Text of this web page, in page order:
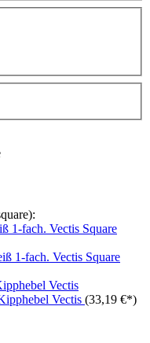
1-fach. Vectis Square
Vectis (33,19 €*)